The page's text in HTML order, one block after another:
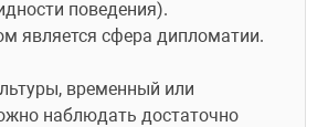
поведения).
является сфера дипломатии.
временный или
наблюдать достаточно